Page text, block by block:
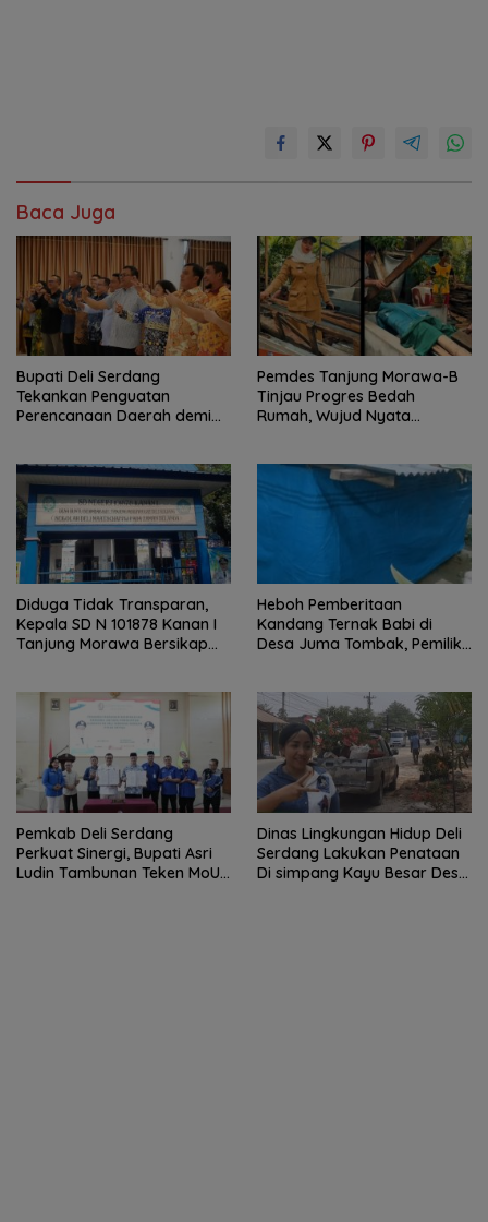
Baca Juga
Bupati Deli Serdang
Tekankan Penguatan
Perencanaan Daerah demi
Pemdes Tanjung Morawa-B
Tinjau Progres Bedah
Rumah, Wujud Nyata
Diduga Tidak Transparan,
Kepala SD N 101878 Kanan I
Tanjung Morawa Bersikap
Heboh Pemberitaan
Kandang Ternak Babi di
Desa Juma Tombak, Pemilik
Pemkab Deli Serdang
Perkuat Sinergi, Bupati Asri
Ludin Tambunan Teken MoU
Dinas Lingkungan Hidup Deli
Serdang Lakukan Penataan
Di simpang Kayu Besar Desa